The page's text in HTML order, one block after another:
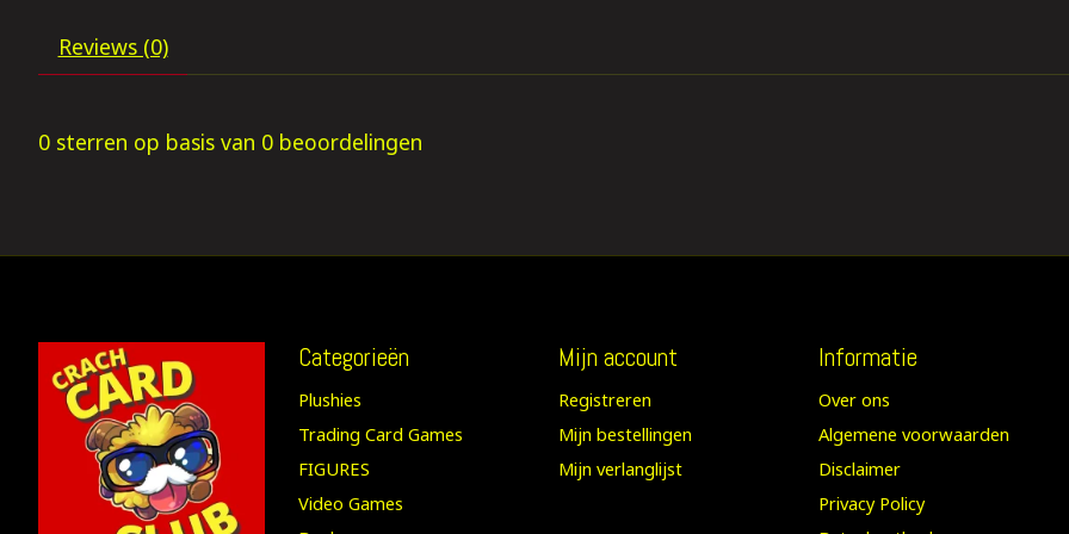
Reviews (0)
0 sterren op basis van 0 beoordelingen
Categorieën
Plushies
Trading Card Games
FIGURES
Video Games
Mijn account
Registreren
Mijn bestellingen
Mijn verlanglijst
Informatie
Over ons
Algemene voorwaarden
Disclaimer
Privacy Policy